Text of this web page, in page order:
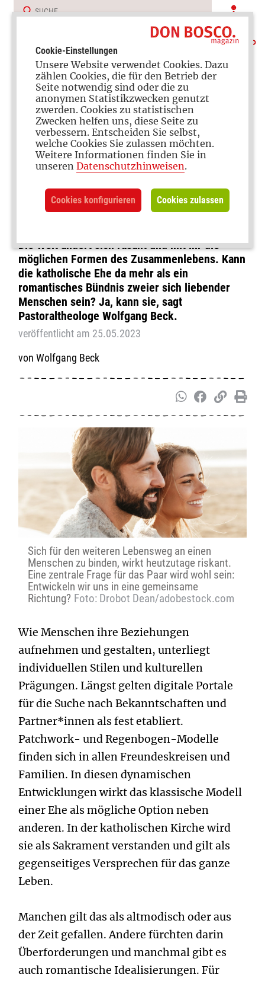
Nachgefragt
Die Ehe als lebenslanges
Versprechen: Ist das noch
zeitgemäß?
Die Welt ändert sich rasant und mit ihr die
möglichen Formen des Zusammenlebens. Kann
die katholische Ehe da mehr als ein
romantisches Bündnis zweier sich liebender
Menschen sein? Ja, kann sie, sagt
Pastoraltheologe Wolfgang Beck.
veröffentlicht am 25.05.2023
Wolfgang Beck
Sich für den weiteren Lebensweg an einen
Menschen zu binden, wirkt heutzutage riskant.
Eine zentrale Frage für das Paar wird wohl sein:
Entwickeln wir uns in eine gemeinsame
Richtung? Foto: Drobot Dean/adobestock.com
Wie Menschen ihre Beziehungen
aufnehmen und gestalten, unterliegt
individuellen Stilen und kulturellen
Prägungen. Längst gelten digitale Portale
für die Suche nach Bekanntschaften und
Partner*innen als fest etabliert.
Patchwork- und Regenbogen-Modelle
finden sich in allen Freundeskreisen und
Familien. In diesen dynamischen
Entwicklungen wirkt das klassische Modell
einer Ehe als mögliche Option neben
anderen. In der katholischen Kirche wird
sie als Sakrament verstanden und gilt als
gegenseitiges Versprechen für das ganze
Leben.
Manchen gilt das als altmodisch oder aus
der Zeit gefallen. Andere fürchten darin
Überforderungen und manchmal gibt es
auch romantische Idealisierungen. Für
Cookie-Einstellungen
Unsere Website verwendet Cookies. Dazu
zählen Cookies, die für den Betrieb der
Seite notwendig sind oder die zu
anonymen Statistikzwecken genutzt
zwerden. Cookies zu statistischen
Zwecken helfen uns, diese Seite zu
verbessern. Entscheiden Sie selbst,
welche Cookies Sie zulassen möchten.
Weitere Informationen finden Sie in
unseren Datenschutzhinweisen.
Cookies konfigurieren Cookies zulassen